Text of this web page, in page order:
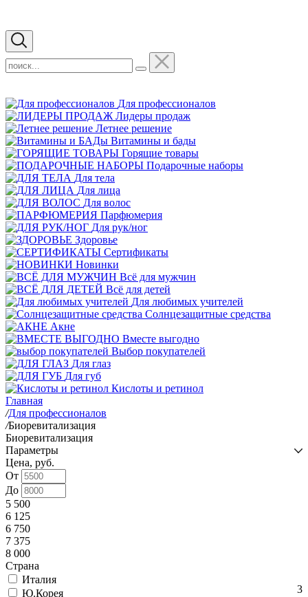
Для профессионалов
Лидеры продаж
Летнее решение
Витамины и бады
Горящие товары
Подарочные наборы
Для тела
Для лица
Для волос
Парфюмерия
Для рук/ног
Здоровье
Сертификаты
Новинки
Всё для мужчин
Всё для детей
Для любимых учителей
Cолнцезащитные средства
Акне
Вместе выгодно
Выбор покупателей
Для глаз
Для губ
Кислоты и ретинол
Главная
/Для профессионалов
/Биоревитализация
Биоревитализация
Параметры
Цена, руб.
От
До
5 500
6 125
6 750
7 375
8 000
Страна
Италия
3
Ю.Корея